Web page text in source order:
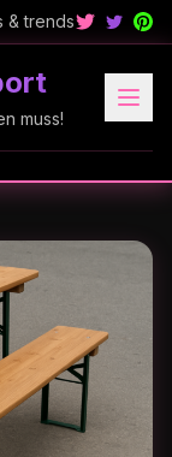
& trends
muss!